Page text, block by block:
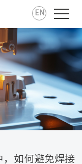
EN
，如何避免焊接